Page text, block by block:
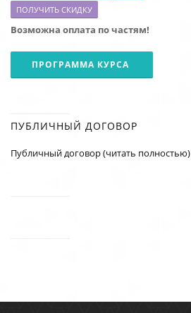
ПОЛУЧИТЬ СКИДКУ
Возможна оплата по частям!
ПРОГРАММА КУРСА
ПУБЛИЧНЫЙ ДОГОВОР
Публичный договор (читать полностью)